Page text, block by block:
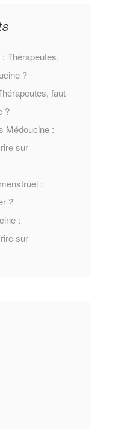
Thérapeutes,
?
faut-
?
Médoucine :
sur
:
?
:
sur